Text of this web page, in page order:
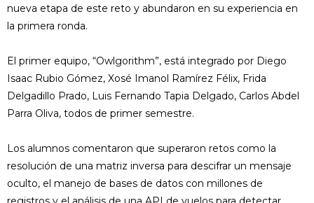
nueva etapa de este reto y abundaron en su experiencia en
la primera ronda.
El primer equipo, “Owlgorithm”, está integrado por Diego
Isaac Rubio Gómez, Xosé Imanol Ramírez Félix, Frida
Delgadillo Prado, Luis Fernando Tapia Delgado, Carlos Abdel
Parra Oliva, todos de primer semestre.
Los alumnos comentaron que superaron retos como la
resolución de una matriz inversa para descifrar un mensaje
oculto, el manejo de bases de datos con millones de